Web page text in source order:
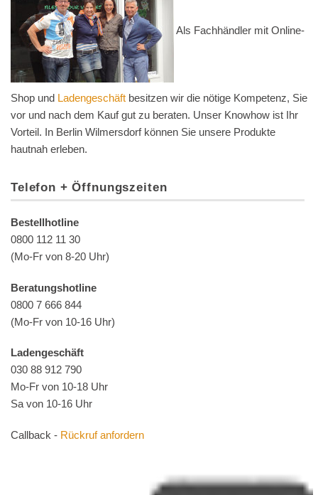
Als Fachhändler mit Online-
Shop und Ladengeschäft besitzen wir die nötige Kompetenz, Sie
vor und nach dem Kauf gut zu beraten. Unser Knowhow ist Ihr
Vorteil. In Berlin Wilmersdorf können Sie unsere Produkte
hautnah erleben.
Telefon + Öffnungszeiten
Bestellhotline
0800 112 11 30
(Mo-Fr von 8-20 Uhr)
Beratungshotline
0800 7 666 844
(Mo-Fr von 10-16 Uhr)
Ladengeschäft
030 88 912 790
Mo-Fr von 10-18 Uhr
Sa von 10-16 Uhr
Callback - Rückruf anfordern